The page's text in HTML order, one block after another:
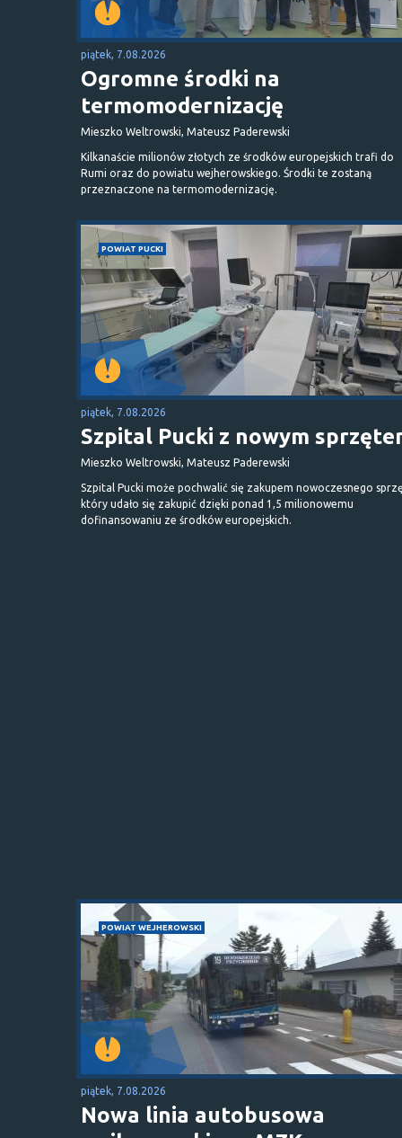
piątek, 7.08.2026
Ogromne środki na
termomodernizację
Mieszko Weltrowski, Mateusz Paderewski
Kilkanaście milionów złotych ze środków europejskich trafi do
Rumi oraz do powiatu wejherowskiego. Środki te zostaną
przeznaczone na termomodernizację.
POWIAT PUCKI
piątek, 7.08.2026
Szpital Pucki z nowym
Mieszko Weltrowski, Mateusz Paderewski
Szpital Pucki może pochwalić się zakupem nowoczesnego
który udało się zakupić dzięki ponad 1,5 milionowemu
dofinansowaniu ze środków europejskich.
POWIAT WEJHEROWSKI
piątek, 7.08.2026
Nowa linia autobusowa